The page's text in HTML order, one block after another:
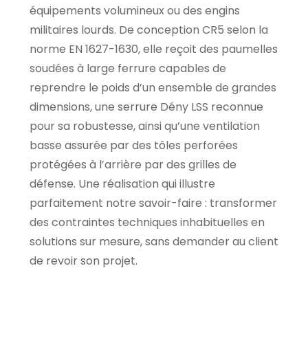
équipements volumineux ou des engins
militaires lourds. De conception CR5 selon la
norme EN 1627-1630, elle reçoit des paumelles
soudées à large ferrure capables de
reprendre le poids d’un ensemble de grandes
dimensions, une serrure Dény LSS reconnue
pour sa robustesse, ainsi qu’une ventilation
basse assurée par des tôles perforées
protégées à l’arrière par des grilles de
défense. Une réalisation qui illustre
parfaitement notre savoir-faire : transformer
des contraintes techniques inhabituelles en
solutions sur mesure, sans demander au client
de revoir son projet.